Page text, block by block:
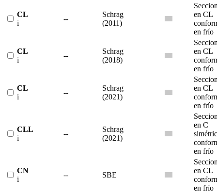
CL
i
--
Schrag
(2011)
en CL
en frío
CL
i
--
Schrag
(2018)
en CL
en frío
CL
i
--
Schrag
(2021)
en CL
en frío
CLL
i
--
Schrag
(2021)
en C
en frío
CN
i
-- SBE
en CL
en frío